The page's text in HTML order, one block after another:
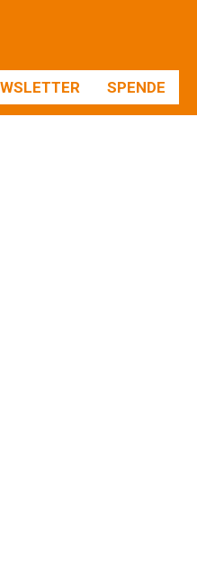
SPENDE